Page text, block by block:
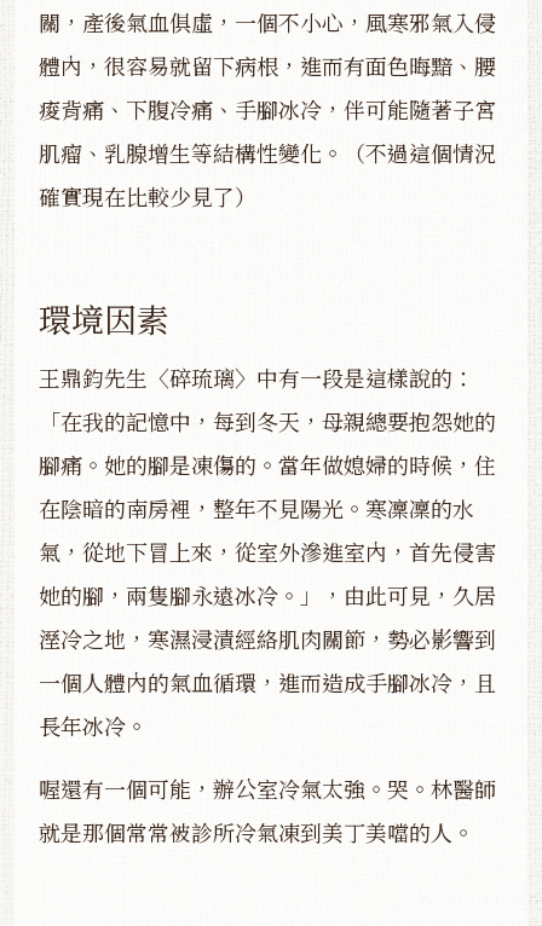
關，產後氣血俱虛，一個不小心，風寒邪氣入侵
體內，很容易就留下病根，進而有面色晦黯、腰
痠背痛、下腹冷痛、手腳冰冷，伴可能隨著子宮
肌瘤、乳腺增生等結構性變化。（不過這個情況
確實現在比較少見了）
環境因素
王鼎鈞先生〈碎琉璃〉中有一段是這樣說的：
「在我的記憶中，每到冬天，母親總要抱怨她的
腳痛。她的腳是凍傷的。當年做媳婦的時候，住
在陰暗的南房裡，整年不見陽光。寒凜凜的水
氣，從地下冒上來，從室外滲進室內，首先侵害
她的腳，兩隻腳永遠冰冷。」，由此可見，久居
溼冷之地，寒濕浸漬經絡肌肉關節，勢必影響到
一個人體內的氣血循環，進而造成手腳冰冷，且
長年冰冷。
喔還有一個可能，辦公室冷氣太強。哭。林醫師
就是那個常常被診所冷氣凍到美丁美噹的人。